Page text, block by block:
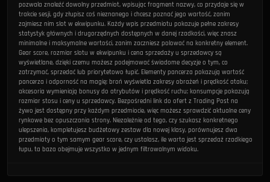
pozwala znaleźć dowolny przedmiot, wpisując fragment nazwy, co przydaje się w
trakcie sesji, gdy złupisz coś nieznanego i chcesz poznać jego wartość, zanim
zajmiesz nim slot w ekwipunku. Każdy wpis przedmiotu pokazuje pełne zakresy
statystyk głównych i drugorzędnych dostępnych w danej rzadkości, więc znasz
minimalne i maksymalne wartości, zanim zaczniesz polować na konkretny element.
Gear score, rozmiar slotu w ekwipunku i cena sprzedaży u sprzedawcy są
wyświetlane, dzięki czemu możesz podejmować świadome decyzje o tym, co
zatrzymać, sprzedać lub priorytetowo łupić. Elementy pancerza pokazują wartość
pancerza i odporność na magię; broń wyświetla zakresy obrażeń i prędkość ataku;
akcesoria wymieniają bonusy do atrybutów i prędkość ruchu; konsumpcje pokazują
rozmiar stosu i ceny u sprzedawcy. Bezpośredni link do ofert z Trading Post na
żywo jest dostępny przy każdym przedmiocie, więc możesz sprawdzić aktualne ceny
rynkowe bez opuszczania strony. Niezależnie od tego, czy szukasz konkretnego
ulepszenia, kompletujesz budżetowy zestaw dla nowej klasy, porównujesz dwa
przedmioty o tym samym gear score, czy ustalasz, ile warta jest sprzedaż rzadkiego
łupu, ta baza obejmuje wszystko w jednym filtrowalnym widoku.